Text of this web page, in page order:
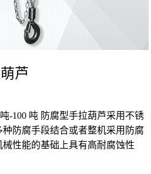
芦
-100 吨 防腐型手拉葫芦采用不锈
防腐手段结合或者整机采用防腐
性能的基础上具有高耐腐蚀性